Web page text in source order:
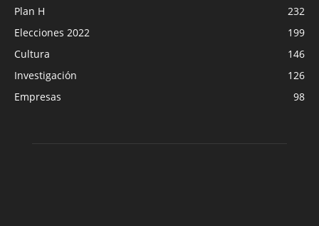
Plan H
232
Elecciones 2022
199
Cultura
146
Investigación
126
Empresas
98